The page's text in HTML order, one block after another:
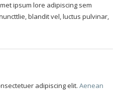
ipsum lore adipiscing sem
blandit vel, luctus pulvinar,
adipiscing elit. Aenean